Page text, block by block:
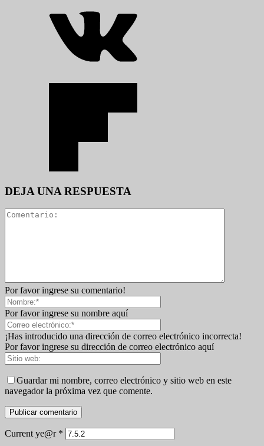
DEJA UNA RESPUESTA
Por favor ingrese su comentario!
Por favor ingrese su nombre aquí
¡Has introducido una dirección de correo electrónico incorrecta!
Por favor ingrese su dirección de correo electrónico aquí
Guardar mi nombre, correo electrónico y sitio web en este
navegador la próxima vez que comente.
Current ye@r *